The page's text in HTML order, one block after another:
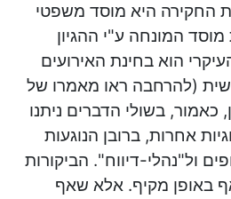
החקירה היא מוסד משפטי
המונחה ע"י ההגיון
הוא בחינת האירועים
(להרחבה ראו מאמרו של
בשולי הדברים ניתנו
אחרות, ברובן הנוגעות
ול"נהלי-דיווח". הביקורות
באופן מקיף. אלא שאף